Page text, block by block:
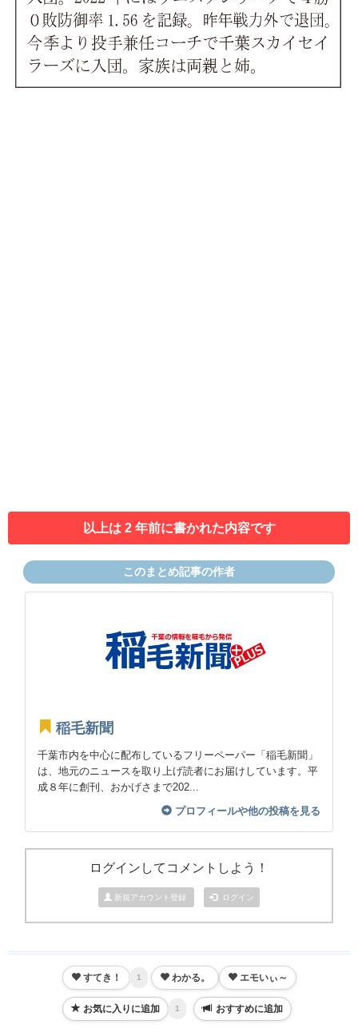
以上は 2 年前に書かれた内容です
このまとめ記事の作者
稲毛新聞
千葉市内を中心に配布しているフリーペーパー「稲毛新聞」
は、地元のニュースを取り上げ読者にお届けしています。平
成８年に創刊、おかげさまで202...
プロフィールや他の投稿を見る
ログインしてコメントしよう！
新規アカウント登録 ログイン
すてき！ 1 わかる。 エモいぃ～
お気に入りに追加 1 おすすめに追加